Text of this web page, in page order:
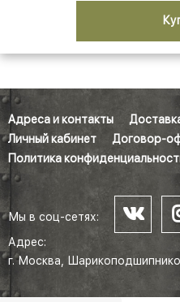
Адреса и контакты
Личный кабинет
Договор-
Политика
Мы в соц-сетях:
Адрес:
г. Москва,